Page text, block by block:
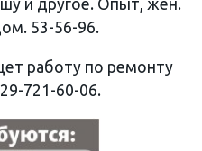
и другое. Опыт, жен.
53-56-96.
работу по ремонту
721-60-06.